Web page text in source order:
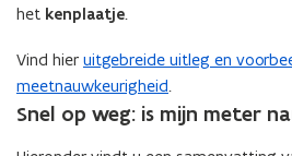
het kenplaatje.
Vind hier uitgebreide uitleg en
meetnauwkeurigheid.
Snel op weg: is mijn meter